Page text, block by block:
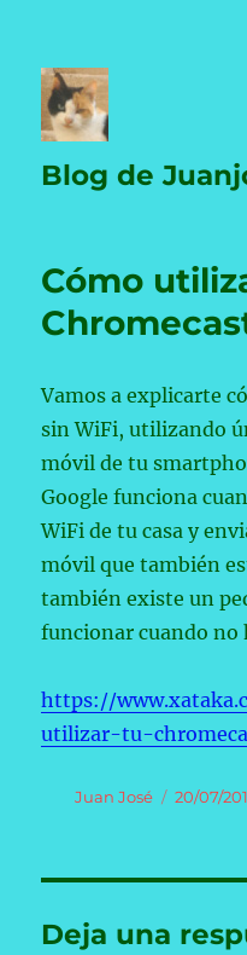
Blog de
Cómo
Vamos a explicarte
sin WiFi, utilizando
móvil de tu
Google funciona
WiFi de tu casa y
móvil que también
también existe un
funcionar cuando no
https://
utilizar-tu-
Autor
Juan José 20/07/
Deja una